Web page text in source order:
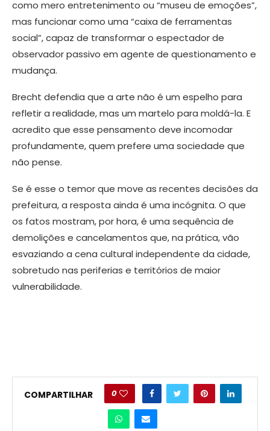
como mero entretenimento ou “museu de emoções”,
mas funcionar como uma “caixa de ferramentas
social”, capaz de transformar o espectador de
observador passivo em agente de questionamento e
mudança.
Brecht defendia que a arte não é um espelho para
refletir a realidade, mas um martelo para moldá-la. E
acredito que esse pensamento deve incomodar
profundamente, quem prefere uma sociedade que
não pense.
Se é esse o temor que move as recentes decisões da
prefeitura, a resposta ainda é uma incógnita. O que
os fatos mostram, por hora, é uma sequência de
demolições e cancelamentos que, na prática, vão
esvaziando a cena cultural independente da cidade,
sobretudo nas periferias e territórios de maior
vulnerabilidade.
COMPARTILHAR 0